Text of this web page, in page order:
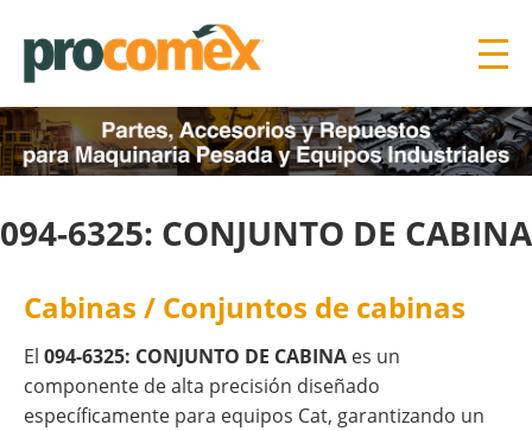
094-6325: CONJUNTO DE CABINA
Cabinas / Conjuntos de cabinas
El 094-6325: CONJUNTO DE CABINA es un
componente de alta precisión diseñado
específicamente para equipos Cat, garantizando un